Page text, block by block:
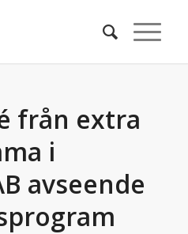
från extra
i
avseende